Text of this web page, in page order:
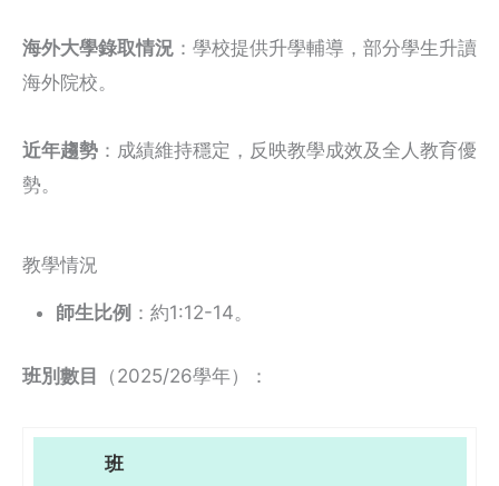
海外大學錄取情況 ：學校提供升學輔導，部分學生升讀
海外院校。
近年趨勢 ：成績維持穩定，反映教學成效及全人教育優
勢。
教學情況
師生比例 ：約1:12-14。
班別數目 （2025/26學年）：
班